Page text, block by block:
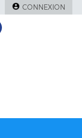
CONNEXION